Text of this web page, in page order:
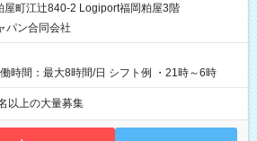
長さ：1週間 雇用形態、給与は本採用時と同じ
屋町江辻840-2 Logiport福岡粕屋3階
パン合同会社
時間：最大8時間/日 シフト例 ・21時～6時
以上の大量募集